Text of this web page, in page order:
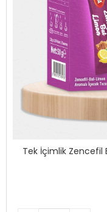
Tek İçimlik Zencefil